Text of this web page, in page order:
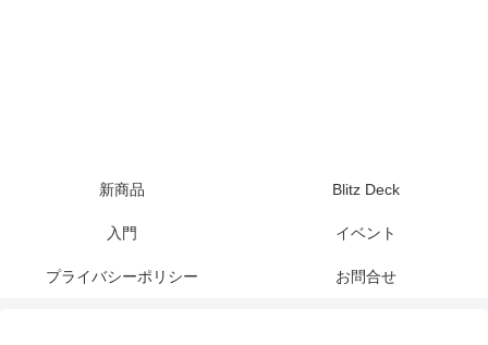
新商品 Blitz Deck
入門 イベント
プライバシーポリシー お問合せ